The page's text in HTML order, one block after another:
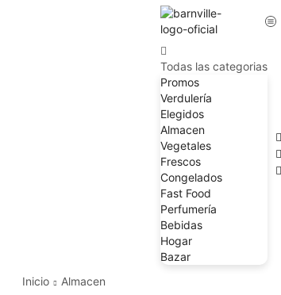
Todas las categorias
Promos
Verdulería
Elegidos
Almacen
Vegetales
Frescos
Congelados
Fast Food
Perfumería
Bebidas
Hogar
Bazar
Inicio Almacen